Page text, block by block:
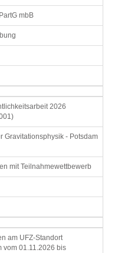
mbB
2026
Gravitationsphysik - Potsdam
mit Teilnahmewettbewerb
am UFZ-Standort
vom 01.11.2026 bis